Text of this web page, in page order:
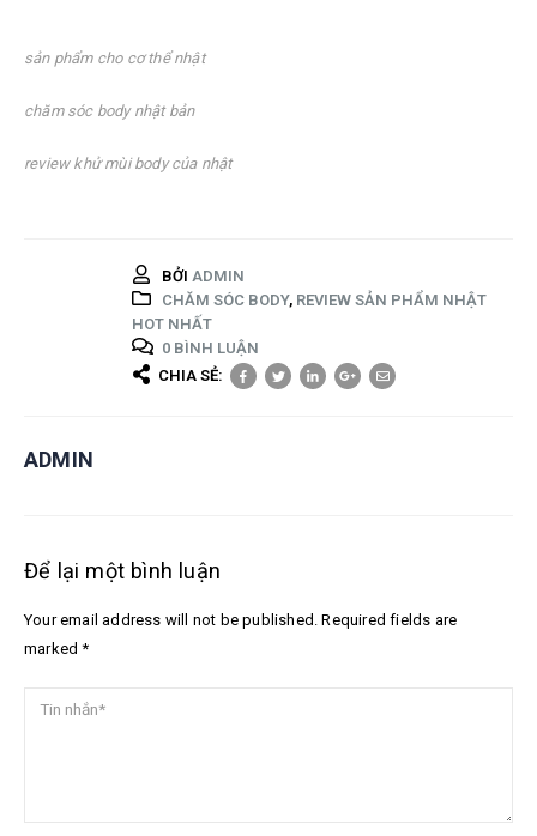
sản phẩm cho cơ thể nhật
chăm sóc body nhật bản
review khử mùi body của nhật
BỞI ADMIN
CHĂM SÓC BODY, REVIEW SẢN PHẨM NHẬT
HOT NHẤT
0 BÌNH LUẬN
CHIA SẺ:
ADMIN
Để lại một bình luận
Your email address will not be published. Required fields are
marked *